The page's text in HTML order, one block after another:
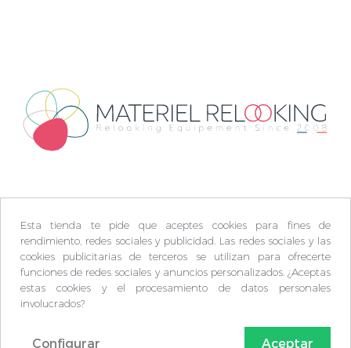
Esta tienda te pide que aceptes cookies para fines de
rendimiento, redes sociales y publicidad. Las redes sociales y las
cookies publicitarias de terceros se utilizan para ofrecerte
funciones de redes sociales y anuncios personalizados. ¿Aceptas
estas cookies y el procesamiento de datos personales
involucrados?
Aceptar
Configurar